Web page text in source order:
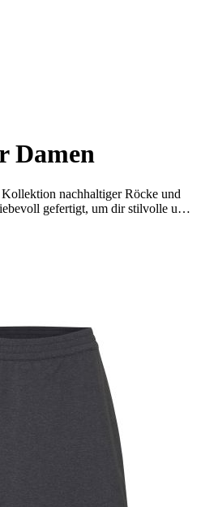
Damen
nachhaltiger Röcke und
gefertigt, um dir stilvolle und
nur gut aussehen, sondern
gut anfühlen – perfekt also für
im Alltag.